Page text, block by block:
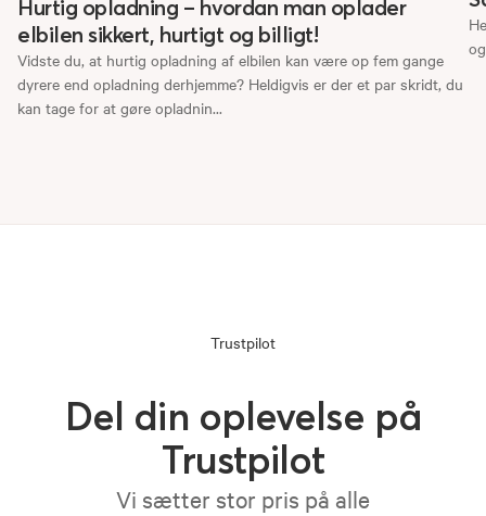
Hurtig opladning – hvordan man oplader
elbilen sikkert, hurtigt og billigt!
Vidste du, at hurtig opladning af elbilen kan være op fem gange
dyrere end opladning derhjemme? Heldigvis er der et par skridt, du
kan tage for at gøre opladnin...
Trustpilot
Del din oplevelse på
Trustpilot
Vi sætter stor pris på alle